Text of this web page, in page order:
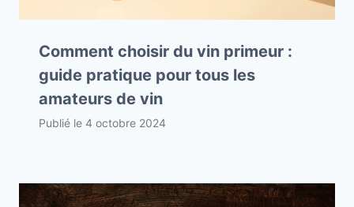
Comment choisir du vin primeur :
guide pratique pour tous les
amateurs de vin
Publié le 4 octobre 2024